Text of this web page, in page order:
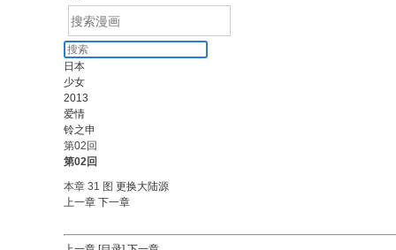
日本
少女
2013
爱情
铃之申
第02回
第02回
本章 31 图 更换大陆源
上一章 下一章